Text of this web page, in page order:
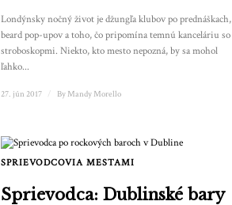
Londýnsky nočný život je džungľa klubov po prednáškach,
beard pop-upov a toho, čo pripomína temnú kanceláriu so
stroboskopmi. Niekto, kto mesto nepozná, by sa mohol
ľahko...
27. jún 2017 By Mandy Morello
SPRIEVODCOVIA MESTAMI
Sprievodca: Dublinské bary